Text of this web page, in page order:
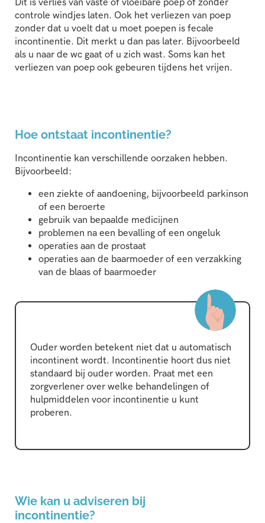
Dit is verlies van vaste of vloeibare poep of zonder
controle windjes laten. Ook het verliezen van poep
zonder dat u voelt dat u moet poepen is fecale
incontinentie. Dit merkt u dan pas later. Bijvoorbeeld
als u naar de wc gaat of u zich wast. Soms kan het
verliezen van poep ook gebeuren tijdens het vrijen.
Hoe ontstaat incontinentie?
Incontinentie kan verschillende oorzaken hebben.
Bijvoorbeeld:
een ziekte of aandoening, bijvoorbeeld parkinson
of een beroerte
gebruik van bepaalde medicijnen
problemen na een bevalling of een ongeluk
operaties aan de prostaat
operaties aan de baarmoeder of een verzakking
van de blaas of baarmoeder
Ouder worden betekent niet dat u automatisch
incontinent wordt. Incontinentie hoort dus niet
standaard bij ouder worden. Praat met een
zorgverlener over welke behandelingen of
hulpmiddelen voor incontinentie u kunt
proberen.
Wie kan u adviseren bij
incontinentie?